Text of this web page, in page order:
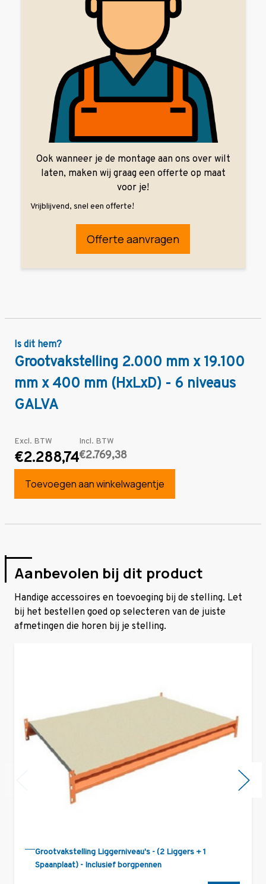
Ook wanneer je de montage aan ons over wilt
laten, maken wij graag een offerte op maat
voor je!
Vrijblijvend, snel een offerte!
Offerte aanvragen
Is dit hem?
Grootvakstelling 2.000 mm x 19.100
mm x 400 mm (HxLxD) - 6 niveaus
GALVA
Excl. BTW
€2.288,74
Incl. BTW
€2.769,38
Toevoegen aan winkelwagentje
Aanbevolen bij dit product
Handige accessoires en toevoeging bij de stelling. Let
bij het bestellen goed op selecteren van de juiste
afmetingen die horen bij je stelling.
Grootvakstelling Liggerniveau's - (2 Liggers + 1
Spaanplaat) - Inclusief borgpennen